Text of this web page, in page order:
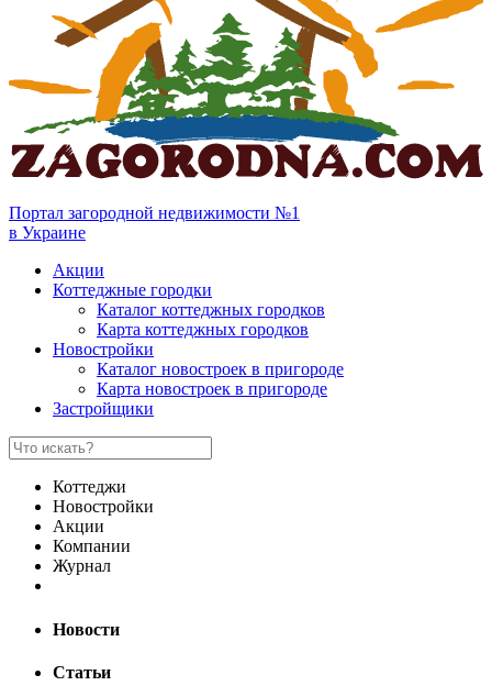
Портал загородной недвижимости №1
в Украине
Акции
Коттеджные городки
Каталог коттеджных городков
Карта коттеджных городков
Новостройки
Каталог новостроек в пригороде
Карта новостроек в пригороде
Застройщики
Коттеджи
Новостройки
Акции
Компании
Журнал
Новости
Статьи